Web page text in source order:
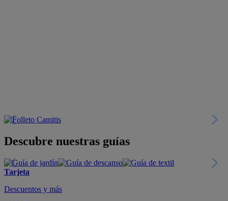
Descubre nuestras guías
Tarjeta
Descuentos y más